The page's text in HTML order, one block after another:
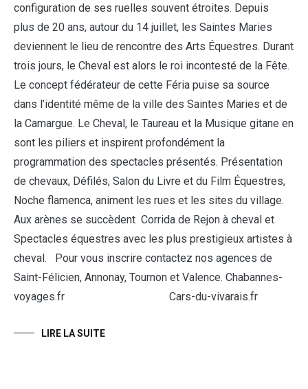
configuration de ses ruelles souvent étroites. Depuis
plus de 20 ans, autour du 14 juillet, les Saintes Maries
deviennent le lieu de rencontre des Arts Équestres. Durant
trois jours, le Cheval est alors le roi incontesté de la Fête.
Le concept fédérateur de cette Féria puise sa source
dans l’identité même de la ville des Saintes Maries et de
la Camargue. Le Cheval, le Taureau et la Musique gitane en
sont les piliers et inspirent profondément la
programmation des spectacles présentés. Présentation
de chevaux, Défilés, Salon du Livre et du Film Équestres,
Noche flamenca, animent les rues et les sites du village.
Aux arènes se succèdent Corrida de Rejon à cheval et
Spectacles équestres avec les plus prestigieux artistes à
cheval. Pour vous inscrire contactez nos agences de
Saint-Félicien, Annonay, Tournon et Valence. Chabannes-
voyages.fr Cars-du-vivarais.fr
LIRE LA SUITE